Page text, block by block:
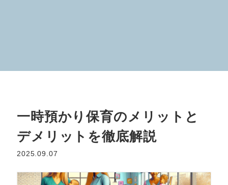
一時預かり保育のメリットと
デメリットを徹底解説
2025.09.07